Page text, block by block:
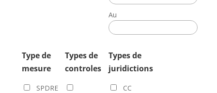
de
la
décision
Au
Date
de
décision
Type de
mesure
SPDRE
Types de
controles
Types de
juridictions
CC